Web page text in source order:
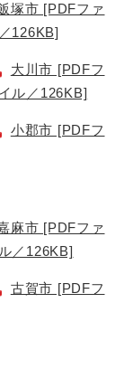
塚市 [PDFファ
126KB]
大川市 [PDFフ
ル／126KB]
小郡市 [PDFフ
麻市 [PDFファ
／126KB]
古賀市 [PDFフ